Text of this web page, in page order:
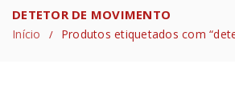
DETETOR DE MOVIMENTO
Início / Produtos etiquetados com